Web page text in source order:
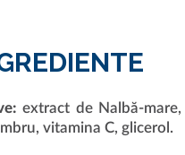
extract de Nalbă-
vitamina C, glicerol.